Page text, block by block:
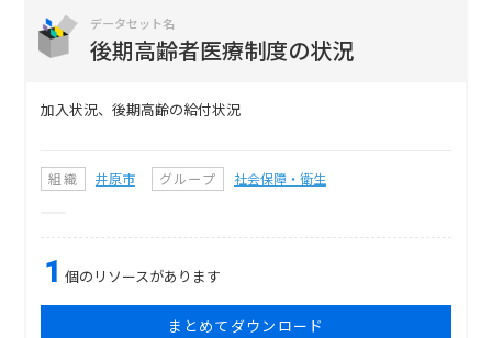
データセット名
後期高齢者医療制度の状況
加入状況、後期高齢の給付状況
組織 井原市 グループ 社会保障・衛生
1 個のリソースがあります
まとめてダウンロード